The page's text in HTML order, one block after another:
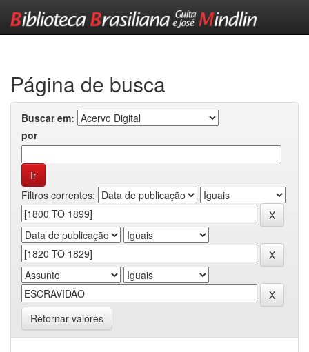
Página de busca
Buscar em:
por
Filtros correntes:
Retornar valores